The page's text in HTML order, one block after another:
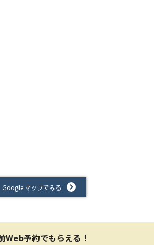
Google マップでみる
Web予約でもらえる！